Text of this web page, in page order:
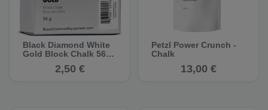
Black Diamond White
Gold Block Chalk 56 g
2,50 €
Petzl Power Crunch -
Chalk
13,00 €